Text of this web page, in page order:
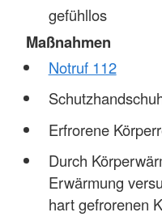
gefühllos
Maßnahmen
Notruf 112
Erfrorene
Durch
Erwärmung
hart gefrorenen